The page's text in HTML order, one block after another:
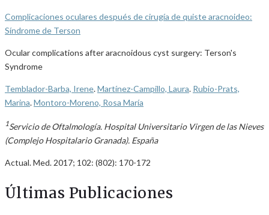
Complicaciones oculares después de cirugía de quiste aracnoideo:
Síndrome de Terson
Ocular complications after aracnoidous cyst surgery: Terson's
Syndrome
Temblador-Barba, Irene.Martínez-Campillo, Laura. Rubio-Prats,
Marina.Montoro-Moreno, Rosa María
1Servicio de Oftalmología. Hospital Universitario Virgen de las Nieves
(Complejo Hospitalario Granada). España
Actual. Med. 2017; 102: (802): 170-172
Últimas Publicaciones